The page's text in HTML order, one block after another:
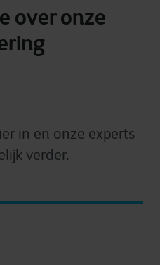
over onze
in en onze experts
verder.